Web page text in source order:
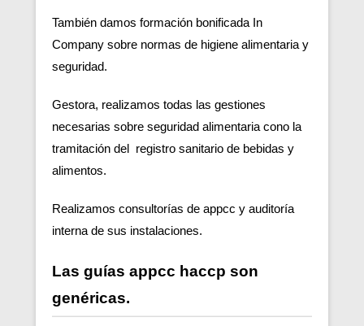
También damos formación bonificada In
Company sobre normas de higiene alimentaria y
seguridad.
Gestora, realizamos todas las gestiones
necesarias sobre seguridad alimentaria cono la
tramitación del registro sanitario de bebidas y
alimentos.
Realizamos consultorías de appcc y auditoría
interna de sus instalaciones.
Las guías appcc haccp son
genéricas.